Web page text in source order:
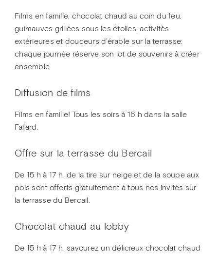
Films en famille, chocolat chaud au coin du feu,
guimauves grillées sous les étoiles, activités
extérieures et douceurs d’érable sur la terrasse:
chaque journée réserve son lot de souvenirs à créer
ensemble.
Diffusion de films
Films en famille! Tous les soirs à 16 h dans la salle
Fafard.
Offre sur la terrasse du Bercail
De 15 h à 17 h, de la tire sur neige et de la soupe aux
pois sont offerts gratuitement à tous nos invités sur
la terrasse du Bercail.
Chocolat chaud au lobby
De 15 h à 17 h, savourez un délicieux chocolat chaud